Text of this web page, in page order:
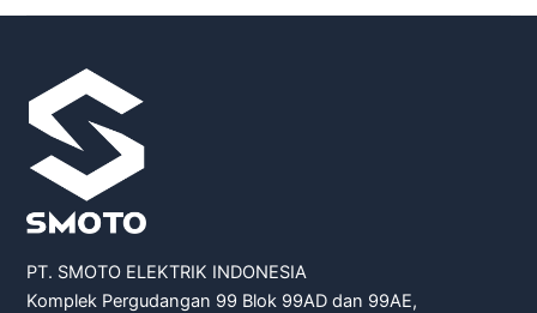
PT. SMOTO ELEKTRIK INDONESIA
Komplek Pergudangan 99 Blok 99AD dan 99AE,